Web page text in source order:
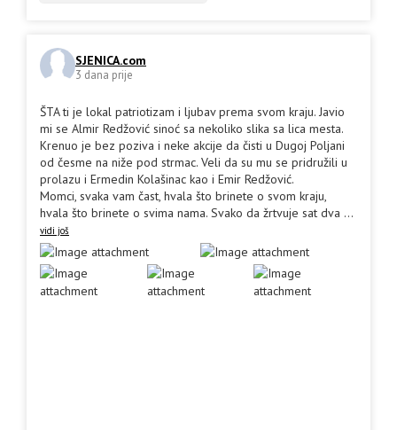
SJENICA.com
3 dana prije
ŠTA ti je lokal patriotizam i ljubav prema svom kraju. Javio
mi se Almir Redžović sinoć sa nekoliko slika sa lica mesta.
Krenuo je bez poziva i neke akcije da čisti u Dugoj Poljani
od česme na niže pod strmac. Veli da su mu se pridružili u
prolazu i Ermedin Kolašinac kao i Emir Redžović.
Momci, svaka vam čast, hvala što brinete o svom kraju,
hvala što brinete o svima nama. Svako da žrtvuje sat dva ...
vidi još